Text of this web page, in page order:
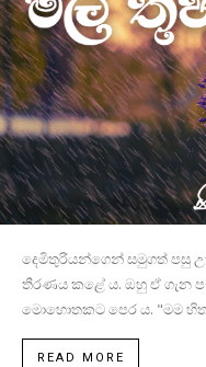
දෙමිතුරියන්ගෙන් සමුගත් පසු
තීරණය කළේ ය. ඔහු ඒ ගැන
මොහොතකට පෙර ය. "මම
READ MORE